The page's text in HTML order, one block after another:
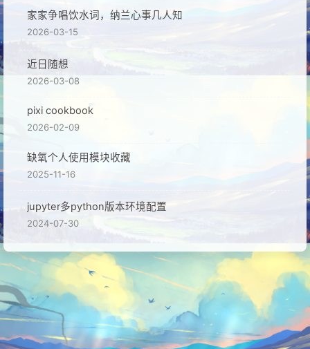
家家争唱饮水词，纳兰心事几人知
2026-03-15
近日随想
2026-03-08
pixi cookbook
2026-02-09
缺氧个人使用模块收藏
2025-11-16
jupyter多python版本环境配置
2024-07-30